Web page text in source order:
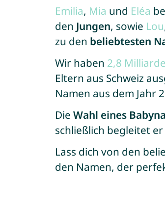
Emilia, Mia und Eléa
den Jungen, sowie Lou
zu den beliebtesten
Wir haben 2,8
Eltern aus Schweiz
Namen aus dem Jahr
Die Wahl eines
schließlich begleitet
Lass dich von den
den Namen, der